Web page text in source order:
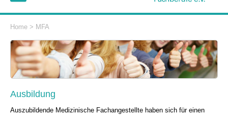
Home > MFA
Ausbildung
Auszubildende Medizinische Fachangestellte haben sich für einen